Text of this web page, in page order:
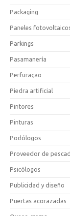
Packaging
Paneles
Parkings
Pasamanería
Perfuraçao
Piedra artificial
Pintores
Pinturas
Podólogos
Proveedor de
Psicólogos
Publicidad y diseño
Puertas acorazadas